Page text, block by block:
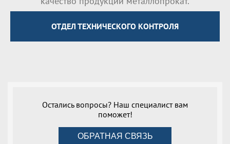
ОТДЕЛ ТЕХНИЧЕСКОГО КОНТРОЛЯ
Остались вопросы? Наш специалист вам
поможет!
ОБРАТНАЯ СВЯЗЬ